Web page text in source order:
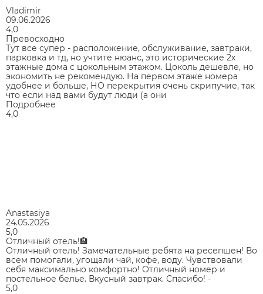
Vladimir
09.06.2026
4,0
Превосходно
Тут все супер - расположение, обслуживание, завтраки,
парковка и тд, но учтите нюанс, это исторические 2х
этажные дома с цокольным этажом. Цоколь дешевле, но
экономить не рекомендую. На первом этаже номера
удобнее и больше, НО перекрытия очень скрипучие, так
что если над вами будут люди (а они
Подробнее
4,0
Anastasiya
24.05.2026
5,0
Отличный отель!🏨
Отличный отель! Замечательные ребята на ресепшен! Во
всем помогали, угощали чай, кофе, воду. Чувствовали
себя максимально комфортно! Отличный номер и
постельное белье. Вкусный завтрак. Спасибо! -
5,0